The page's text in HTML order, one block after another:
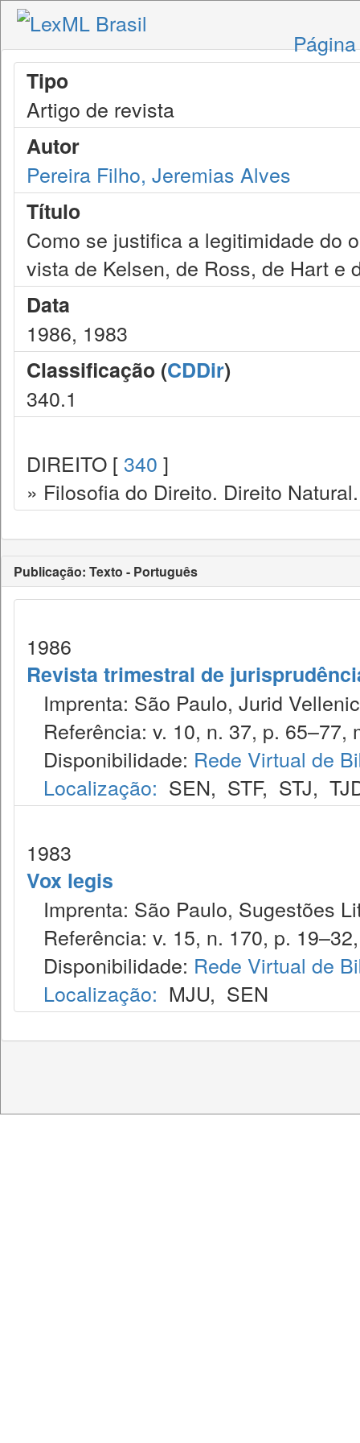
Tipo
Artigo de revista
Autor
Pereira Filho, Jeremias Alves
Título
Como se justifica a legitimidade do
vista de Kelsen, de Ross, de Hart e
Data
1986, 1983
Classificação (CDDir)
340.1
DIREITO [ 340 ]
» Filosofia do Direito. Direito
Publicação: Texto - Português
1986
Revista trimestral de
Imprenta: São Paulo, Jurid
Referência: v. 10, n. 37, p. 65–77,
Disponibilidade: Rede Virtual de
Localização: SEN, STF, STJ,
1983
Vox legis
Imprenta: São Paulo, Sugestões
Referência: v. 15, n. 170, p.
Disponibilidade: Rede Virtual de
Localização: MJU, SEN